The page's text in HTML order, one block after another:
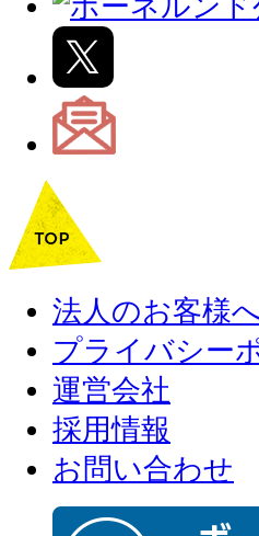
法人のお客様
プライバシー
運営会社
採用情報
お問い合わせ